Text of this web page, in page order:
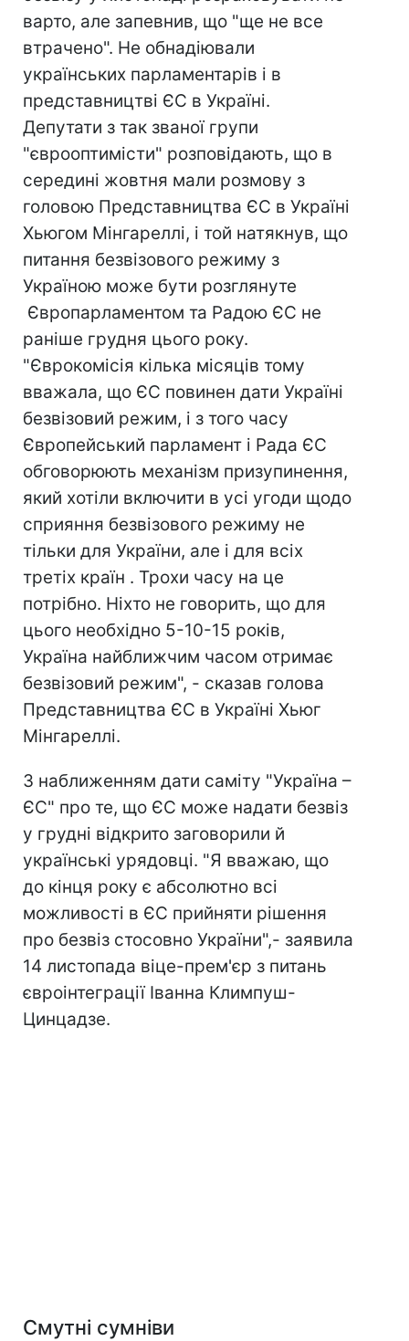
варто, але запевнив, що "ще не все
втрачено". Не обнадіювали
українських парламентарів і в
представництві ЄС в Україні.
Депутати з так званої групи
"єврооптимісти" розповідають, що в
середині жовтня мали розмову з
головою Представництва ЄС в Україні
Хьюгом Мінгареллі, і той натякнув, що
питання безвізового режиму з
Україною може бути розглянуте
Європарламентом та Радою ЄС не
раніше грудня цього року.
"Єврокомісія кілька місяців тому
вважала, що ЄС повинен дати Україні
безвізовий режим, і з того часу
Європейський парламент і Рада ЄС
обговорюють механізм призупинення,
який хотіли включити в усі угоди щодо
сприяння безвізового режиму не
тільки для України, але і для всіх
третіх країн . Трохи часу на це
потрібно. Ніхто не говорить, що для
цього необхідно 5-10-15 років,
Україна найближчим часом отримає
безвізовий режим", - сказав голова
Представництва ЄС в Україні Хьюг
Мінгареллі.
З наближенням дати саміту "Україна –
ЄС" про те, що ЄС може надати безвіз
у грудні відкрито заговорили й
українські урядовці. "Я вважаю, що
до кінця року є абсолютно всі
можливості в ЄС прийняти рішення
про безвіз стосовно України",- заявила
14 листопада віце-прем'єр з питань
євроінтеграції Іванна Климпуш-
Цинцадзе.
Смутні сумніви